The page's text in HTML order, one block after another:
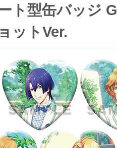
ト型缶バッジ
ットVer.